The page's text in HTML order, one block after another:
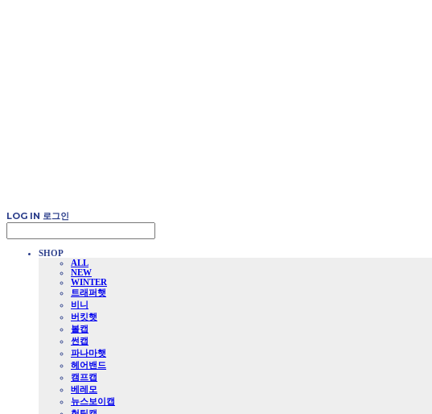
LOG IN 로그인
SHOP
ALL
NEW
WINTER
트래퍼햇
비니
버킷햇
볼캡
썬캡
파나마햇
헤어밴드
캠프캡
베레모
뉴스보이캡